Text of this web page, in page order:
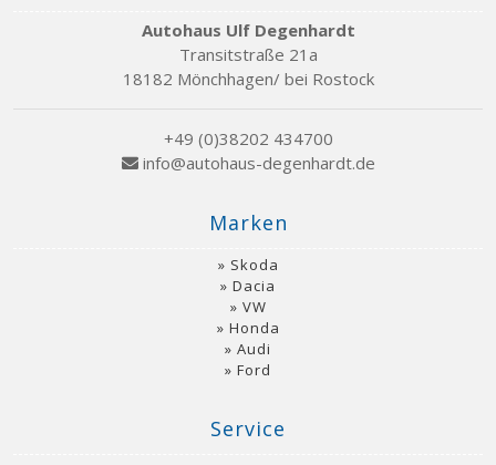
Autohaus Ulf Degenhardt
Transitstraße 21a
18182 Mönchhagen/ bei Rostock
+49 (0)38202 434700
info@autohaus-degenhardt.de
Marken
Skoda
Dacia
VW
Honda
Audi
Ford
Service